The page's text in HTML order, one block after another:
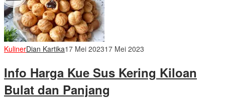
KulinerDian Kartika17 Mei 202317 Mei 2023
Info Harga Kue Sus Kering Kiloan
Bulat dan Panjang